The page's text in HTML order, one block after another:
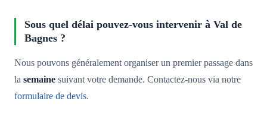
Sous quel délai pouvez-vous intervenir à Val de
Bagnes ?
Nous pouvons généralement organiser un premier passage dans
la semaine suivant votre demande. Contactez-nous via notre
formulaire de devis.